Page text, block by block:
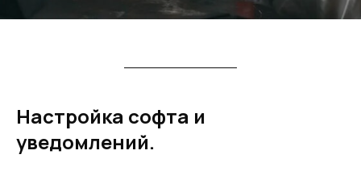
Настройка софта и
уведомлений.